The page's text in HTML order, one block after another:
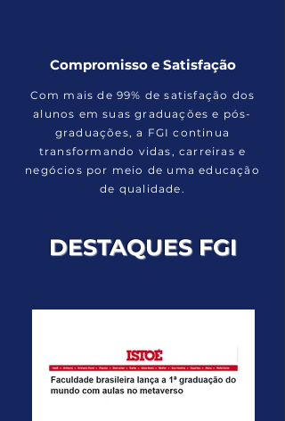
Compromisso e Satisfação
Com mais de 99% de satisfação dos
alunos em suas graduações e pós-
graduações, a FGI continua
transformando vidas, carreiras e
negócios por meio de uma educação
de qualidade.
DESTAQUES FGI